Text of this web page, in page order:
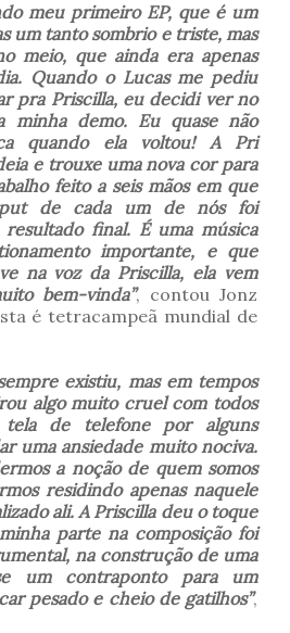
meu primeiro EP, que é um
um tanto sombrio e triste, mas
meio, que ainda era apenas
Quando o Lucas me pediu
pra Priscilla, eu decidi ver no
minha demo. Eu quase não
quando ela voltou! A Pri
e trouxe uma nova cor para
feito a seis mãos em que
de cada um de nós foi
final. É uma música
importante, e que
na voz da Priscilla, ela vem
bem-vinda”, contou Jonz
é tetracampeã mundial de
existiu, mas em tempos
algo muito cruel com todos
de telefone por alguns
uma ansiedade muito nociva.
a noção de quem somos
residindo apenas naquele
ali. A Priscilla deu o toque
parte na composição foi
na construção de uma
um contraponto para um
pesado e cheio de gatilhos”,